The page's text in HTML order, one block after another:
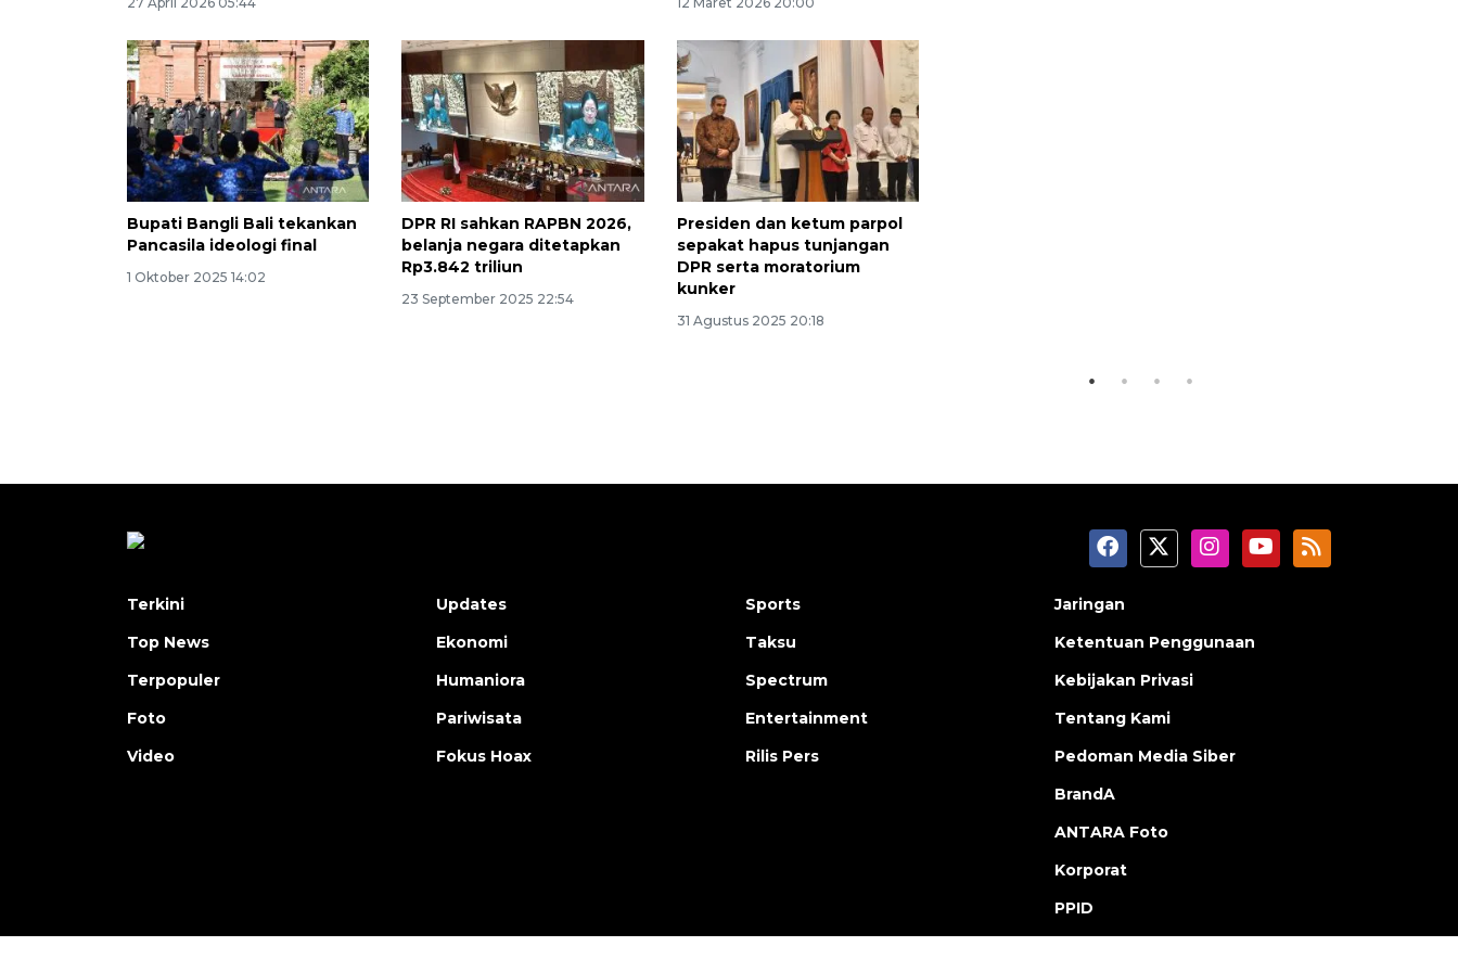
Bupati Bangli Bali tekankan
Pancasila ideologi final
1 Oktober 2025 14:02
DPR RI sahkan RAPBN 2026,
belanja negara ditetapkan
Rp3.842 triliun
23 September 2025 22:54
Presiden dan ketum parpol
sepakat hapus tunjangan
DPR serta moratorium
kunker
31 Agustus 2025 20:18
Sinyal positif perekonomian
Terkini
Top News
Terpopuler
Foto
Video
Updates
Ekonomi
Humaniora
Pariwisata
Fokus Hoax
Sports
Taksu
Spectrum
Entertainment
Rilis Pers
Jaringan
Ketentuan Penggunaan
Kebijakan Privasi
Tentang Kami
Pedoman Media Siber
BrandA
ANTARA Foto
Korporat
PPID